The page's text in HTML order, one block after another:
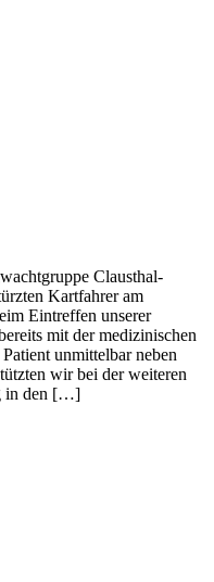
Clausthal-
Kartfahrer am
Eintreffen unserer
mit der medizinischen
unmittelbar neben
wir bei der weiteren
in den […]